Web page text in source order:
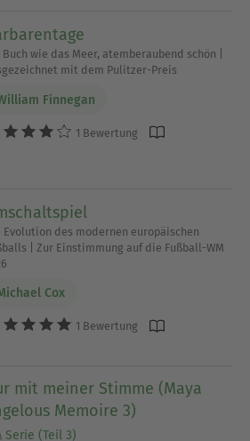
Buch wie das Meer, atemberaubend schön |
mit dem Pulitzer-Preis
Finnegan
1 Bewertung
Evolution des modernen europäischen
| Zur Einstimmung auf die Fußball-WM
Cox
1 Bewertung
mit meiner Stimme (Maya
Memoire 3)
Serie (Teil 3)